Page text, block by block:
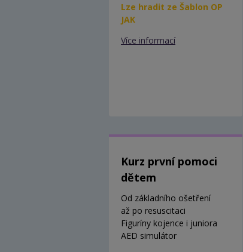
Lze hradit ze Šablon OP
JAK
Více informací
Kurz první pomoci
dětem
Od základního ošetření
až po resuscitaci
Figuríny kojence i juniora
AED simulátor